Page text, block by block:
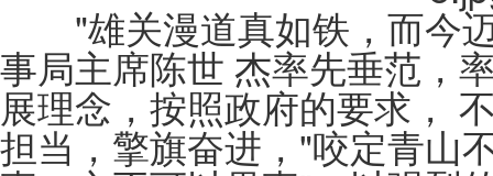
"雄关漫道真如铁，而今
事局主席陈世 杰率先垂范，
展理念，按照政府的要求，
担当，擎旗奋进，"咬定青山